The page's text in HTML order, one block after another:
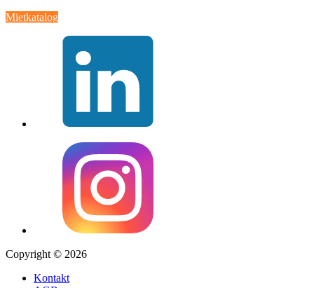
Mietkatalog
Copyright © 2026
Kontakt